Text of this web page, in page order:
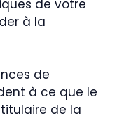
de votre
à la
de
à ce que le
de la